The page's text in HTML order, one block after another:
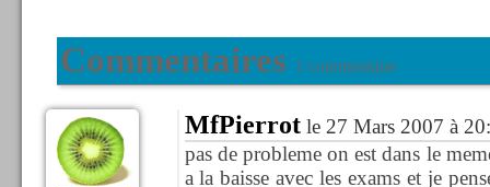
Commentaires 1 commentaire
MfPierrotle 27 Mars 2007 à
pas de probleme on est dans le
a la baisse avec les exams et je